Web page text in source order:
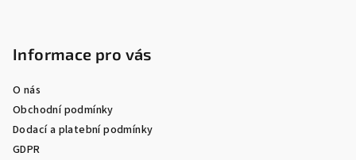
Informace pro vás
O nás
Obchodní podmínky
Dodací a platební podmínky
GDPR